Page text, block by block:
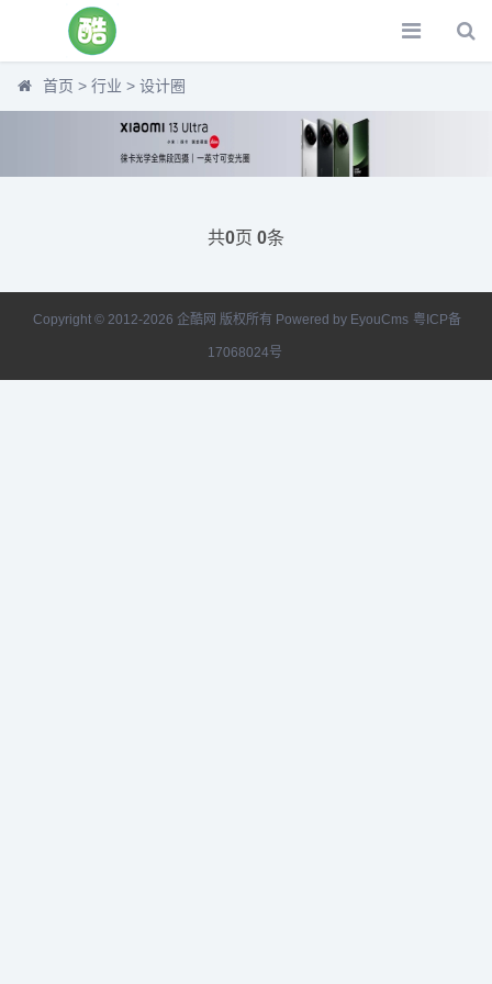
首页 > 行业 > 设计圈
共0页 0条
Copyright © 2012-2026 企酷网 版权所有 Powered by EyouCms 粤ICP备
17068024号